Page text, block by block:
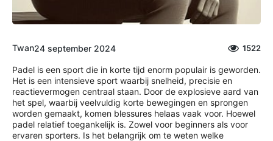
Twan24 september 2024 1522
Padel is een sport die in korte tijd enorm populair is geworden.
Het is een intensieve sport waarbij snelheid, precisie en
reactievermogen centraal staan. Door de explosieve aard van
het spel, waarbij veelvuldig korte bewegingen en sprongen
worden gemaakt, komen blessures helaas vaak voor. Hoewel
padel relatief toegankelijk is. Zowel voor beginners als voor
ervaren sporters. Is het belangrijk om te weten welke